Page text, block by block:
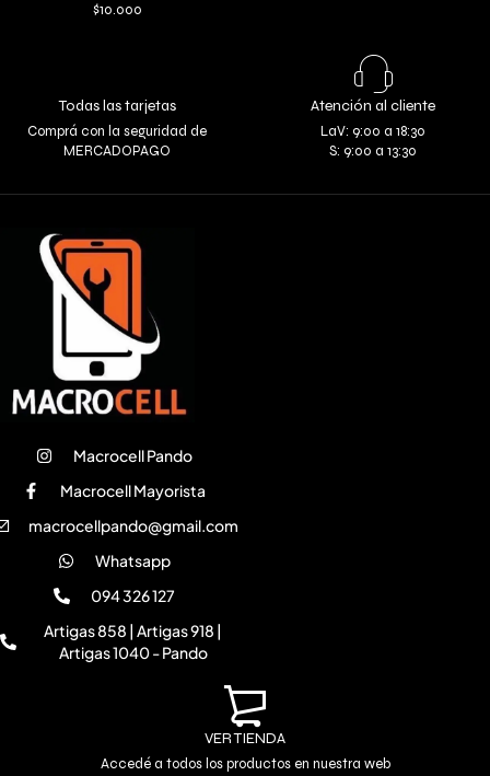
$10.000
Todas las tarjetas
Comprá con la seguridad de
MERCADOPAGO
Atención al cliente
LaV: 9:00 a 18:30
S: 9:00 a 13:30
Macrocell Pando
Macrocell Mayorista
macrocellpando@gmail.com
Whatsapp
094 326 127
Artigas 858 | Artigas 918 |
Artigas 1040 - Pando
VER TIENDA
Accedé a todos los productos en nuestra web